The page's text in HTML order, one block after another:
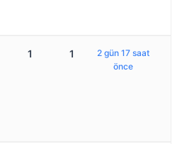
1 1
2 gün 17 saat
önce